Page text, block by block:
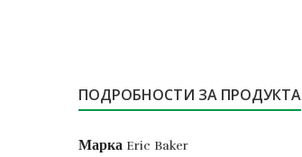
ПОДРОБНОСТИ ЗА ПРОДУКТА
Марка Eric Baker